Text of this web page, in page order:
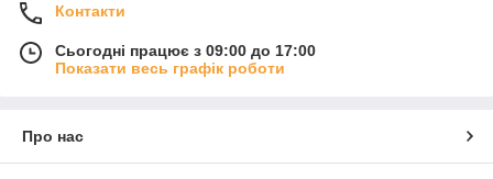
Контакти
Сьогодні працює з 09:00 до 17:00
Показати весь графік роботи
Про нас